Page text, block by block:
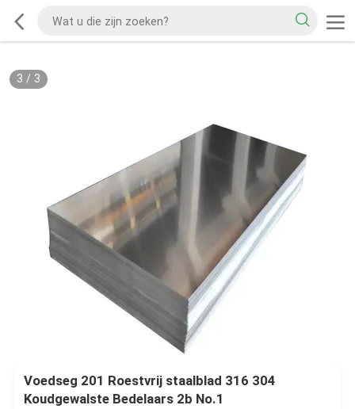
3 / 3
Voedseg 201 Roestvrij staalblad 316 304
Koudgewalste Bedelaars 2b No.1